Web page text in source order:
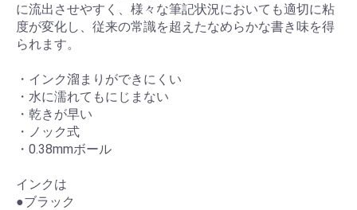
に流出させやすく、様々な筆記状況においても適切に粘
度が変化し、従来の常識を超えたなめらかな書き味を得
られます。
・インク溜まりができにくい
・水に濡れてもにじまない
・乾きが早い
・ノック式
・0.38mmボール
インクは
●ブラック